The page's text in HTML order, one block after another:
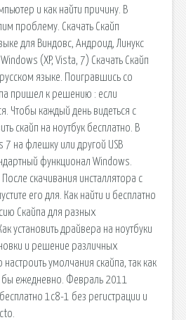
и как найти причину. В
проблему. Скачать Скайп
для Виндовс, Андроид, Линукс
(XP, Vista, 7) Скачать Скайп
языке. Поигравшись со
пришел к решению : если
Чтобы каждый день видеться с
скайп на ноутбук бесплатно. В
7 на флешку или другой USB
функционал Windows.
скачивания инсталлятора с
его для. Как найти и бесплатно
Скайпа для разных
установить драйвера на ноутбуки
и решение различных
умолчания скайпа, так как
ежедневно. Февраль 2011
1с8-1 без регистрации и